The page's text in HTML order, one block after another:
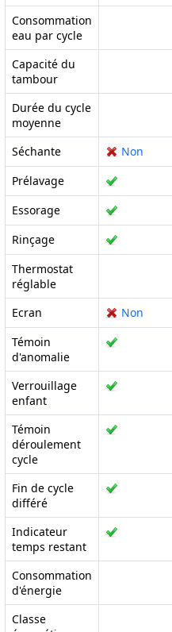
Consommation
eau par cycle
Capacité du
tambour
Durée du cycle
moyenne
Séchante
Non
Prélavage
Essorage
Rinçage
Thermostat
réglable
Ecran
Non
Témoin
d'anomalie
Verrouillage
enfant
Témoin
déroulement
cycle
Fin de cycle
différé
Indicateur
temps restant
Consommation
d'énergie
Classe